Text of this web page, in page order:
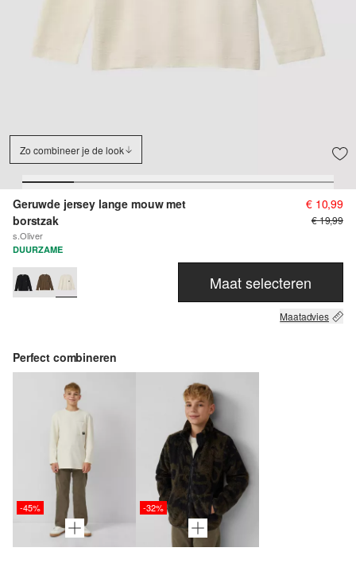
Zo combineer je de look
Geruwde jersey lange mouw met
borstzak
s.Oliver
€ 10,99
€ 19,99
DUURZAME
Maat selecteren
Maatadvies
Perfect combineren
-45% -32%